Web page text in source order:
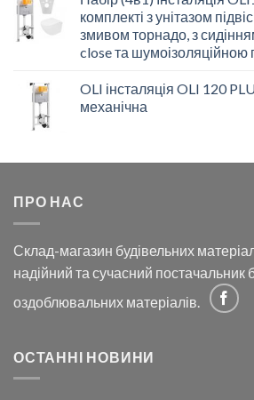
комплекті з унітазом
змивом торнадо, з
close та
OLI інсталяція OLI 120
механічна
ПРО НАС
Склад-магазин будівельних
надійний та сучасний постачальник
оздоблювальних матеріалів.
ОСТАННІ НОВИНИ